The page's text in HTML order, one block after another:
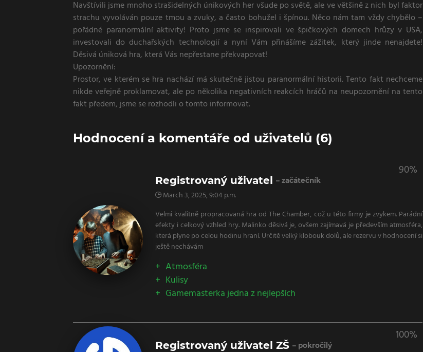
Navštívili jsme mnoho strašidelných únikových her všude po světě, ale ve většině z nich byl faktor
strachu vyvoláván pouze tmou a zvuky, a často bohužel i špínou. Něco nám tam vždy chybělo –
pořádné paranormální aktivity! Proto jsme se inspirovali ve špičkových domech hrůzy v USA,
investovali do duchařských technologií a nyní Vám přinášíme zážitek, který jinde nenajdete!
Děsivá úniková hra, která Vás nepřestane překvapovat!
Upozornění:
Prostor, ve kterém se hra nachází má skutečně jistou paranormální historii. Tento fakt nechceme
nikde veřejně proklamovat, ale po několika negativních reakcích hráčů na neupozornění na tento
fakt předem, jsme se rozhodli o tomto informovat.
Hodnocení a komentáře od uživatelů (6)
90%
Registrovaný uživatel – začátečník
March 3, 2025, 9:04 p.m.
Velmi kvalitně propracovaná hra od The Chamber, což u této firmy je zvykem. Parádní
efekty i celkový vzhled hry. Malinko děsivá je, ovšem zajímavá je především atmosféra,
která plyne po celou hodinu hraní. Určitě velký klobouk dolů, ale rezervu v hodnocení si
ještě nechávám
Atmosféra
Kulisy
Gamemasterka jedna z nejlepších
100%
Registrovaný uživatel ZŠ – pokročilý